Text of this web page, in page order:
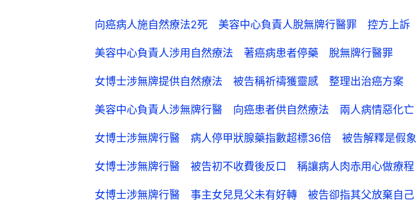
向癌病人施自然療法2死 美容中心負責人脫無牌行醫罪 控方上訴
美容中心負責人涉用自然療法 著癌病患者停藥 脫無牌行醫罪
女博士涉無牌提供自然療法 被告稱祈禱獲靈感 整理出治癌方案
美容中心負責人涉無牌行醫 向癌患者供自然療法 兩人病情惡化亡
女博士涉無牌行醫 病人停甲狀腺藥指數超標36倍 被告解釋是假象
女博士涉無牌行醫 被告初不收費後反口 稱讓病人肉赤用心做療程
女博士涉無牌行醫 事主女兒見父未有好轉 被告卻指其父放棄自己